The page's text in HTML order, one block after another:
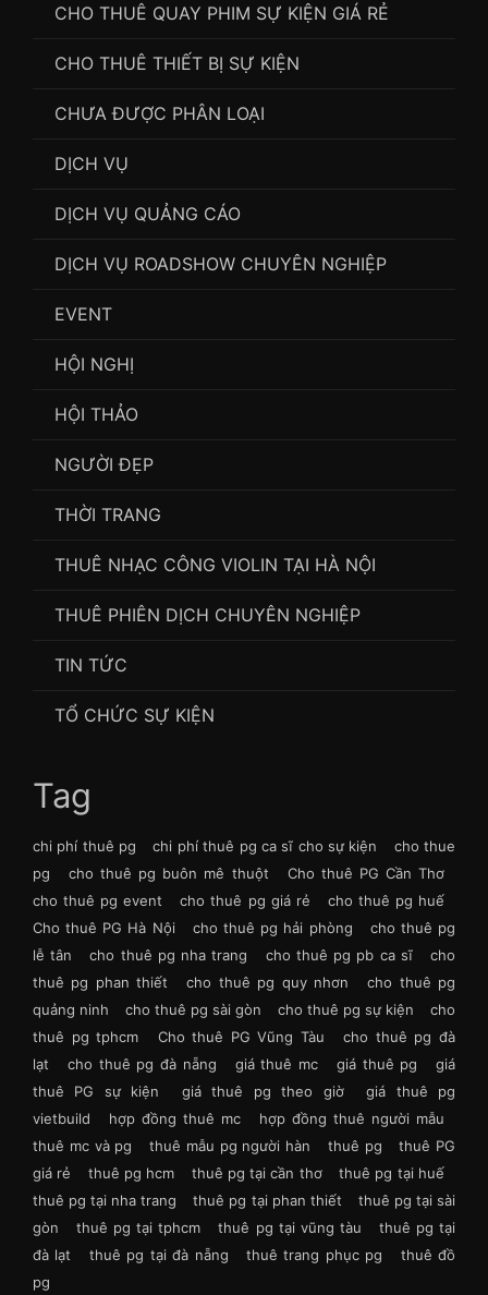
CHO THUÊ QUAY PHIM SỰ KIỆN GIÁ RẺ
CHO THUÊ THIẾT BỊ SỰ KIỆN
CHƯA ĐƯỢC PHÂN LOẠI
DỊCH VỤ
DỊCH VỤ QUẢNG CÁO
DỊCH VỤ ROADSHOW CHUYÊN NGHIỆP
EVENT
HỘI NGHỊ
HỘI THẢO
NGƯỜI ĐẸP
THỜI TRANG
THUÊ NHẠC CÔNG VIOLIN TẠI HÀ NỘI
THUÊ PHIÊN DỊCH CHUYÊN NGHIỆP
TIN TỨC
TỔ CHỨC SỰ KIỆN
Tag
chi phí thuê pg chi phí thuê pg ca sĩ cho sự kiện
cho thue
pg
cho thuê pg buôn mê thuột
Cho thuê PG Cần Thơ
cho thuê pg event
cho thuê pg giá rẻ
cho thuê pg huế
Cho thuê PG Hà Nội
cho thuê pg hải phòng
cho thuê pg
lễ tân
cho thuê pg nha trang cho thuê pg pb ca sĩ
cho
thuê pg phan thiết
cho thuê pg quy nhơn
cho thuê pg
quảng ninh
cho thuê pg sài gòn cho thuê pg sự kiện
cho
thuê pg tphcm
Cho thuê PG Vũng Tàu
cho thuê pg đà
lạt
cho thuê pg đà nẵng giá thuê mc giá thuê pg
giá
thuê PG sự kiện
giá thuê pg theo giờ
giá thuê pg
vietbuild
hợp đồng thuê mc
hợp đồng thuê người mẫu
thuê mc và pg
thuê mẫu pg người hàn thuê pg
thuê PG
giá rẻ
thuê pg hcm thuê pg tại cần thơ
thuê pg tại huế
thuê pg tại nha trang
thuê pg tại phan thiết
thuê pg tại sài
gòn
thuê pg tại tphcm thuê pg tại vũng tàu
thuê pg tại
đà lạt
thuê pg tại đà nẵng thuê trang phục pg
thuê đồ
pg